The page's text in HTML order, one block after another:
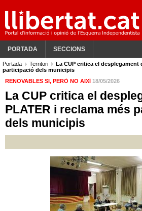
PORTADA SECCIONS
Portada Territori
La CUP critica el desplegament
participació dels municipis
RENOVABLES SI, PERÒ NO AIXÍ 18/05/2026
La CUP critica el
PLATER i reclama més
dels municipis